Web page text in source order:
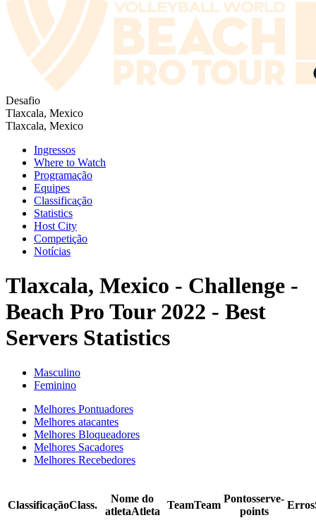
Desafio
Tlaxcala, Mexico
Tlaxcala, Mexico
Ingressos
Where to Watch
Programação
Equipes
Classificação
Statistics
Host City
Competição
Notícias
Tlaxcala, Mexico - Challenge -
Beach Pro Tour 2022 - Best
Servers Statistics
Masculino
Feminino
Melhores Pontuadores
Melhores atacantes
Melhores Bloqueadores
Melhores Sacadores
Melhores Recebedores
ClassificaçãoClass.
Nome do
atletaAtleta
TeamTeam
Pontosserve-
points
Erros